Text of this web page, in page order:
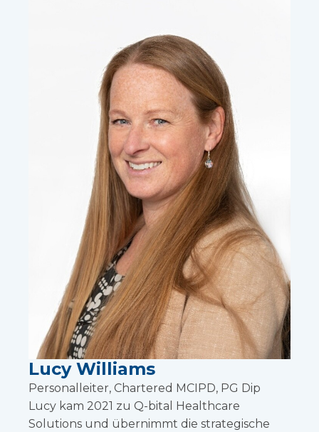
Lucy Williams
Personalleiter, Chartered MCIPD, PG Dip
Lucy kam 2021 zu Q-bital Healthcare
Solutions und übernimmt die strategische